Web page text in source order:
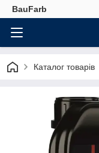
BauFarb
Каталог товарів